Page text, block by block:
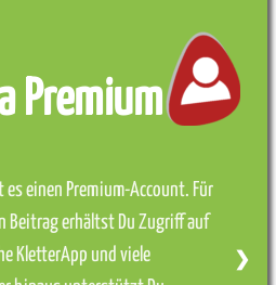
Premium
es einen Premium-Account. Für
Beitrag erhältst Du Zugriff auf
KletterApp und viele
❯